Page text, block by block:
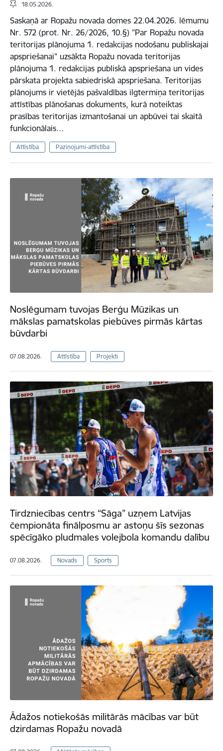
18.05.2026.
Saskaņā ar Ropažu novada domes 22.04.2026. lēmumu
Nr. 572 (prot. Nr. 26/2026, 10.§) "Par Ropažu novada
teritorijas plānojuma 1. redakcijas nodošanu publiskajai
apspriešanai" uzsākta Ropažu novada teritorijas
plānojuma 1. redakcijas publiskā apspriešana un vides
pārskata projekta sabiedriskā apspriešana. Teritorijas
plānojums ir vietējās pašvaldības ilgtermiņa teritorijas
attīstības plānošanas dokuments, kurā noteiktas
prasības teritorijas izmantošanai un apbūvei tai skaitā
funkcionālais…
Attīstība Paziņojumi-attīstība
Noslēgumam tuvojas Berģu Mūzikas un
mākslas pamatskolas piebūves pirmās kārtas
būvdarbi
07.08.2026. Attīstība Projekti
Tirdzniecības centrs “Sāga” uzņem Latvijas
čempionāta finālposmu ar astoņu šīs sezonas
spēcīgāko pludmales volejbola komandu dalību
07.08.2026. Novads Sports
Ādažos notiekošās militārās mācības var būt
dzirdamas Ropažu novadā